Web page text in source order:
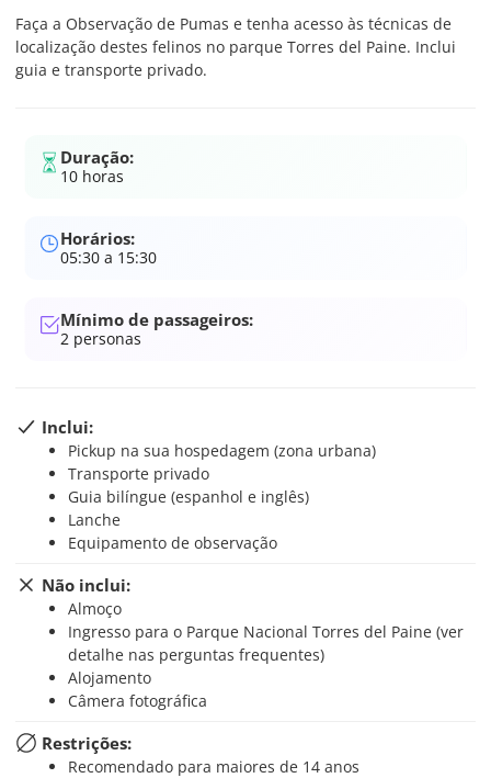
Faça a Observação de Pumas e tenha acesso às técnicas de
localização destes felinos no parque Torres del Paine. Inclui
guia e transporte privado.
Duração:
10 horas
Horários:
05:30 a 15:30
Mínimo de passageiros:
2 personas
Inclui:
Pickup na sua hospedagem (zona urbana)
Transporte privado
Guia bilíngue (espanhol e inglês)
Lanche
Equipamento de observação
Não inclui:
Almoço
Ingresso para o Parque Nacional Torres del Paine (ver
detalhe nas perguntas frequentes)
Alojamento
Câmera fotográfica
Restrições:
Recomendado para maiores de 14 anos